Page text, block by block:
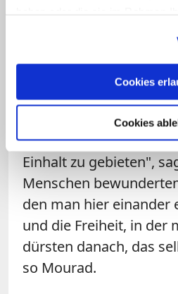
Cookies
Cookies
weil dort Wohlstand
Frieden gibt, weil die
dem Zweiten
nach dem Fall der
entschieden haben,
Einhalt zu gebieten",
Menschen
den man hier einander
und die Freiheit, in der
dürsten danach, das
so Mourad.